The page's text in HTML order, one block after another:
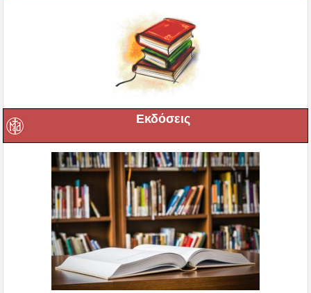
Εκδόσεις